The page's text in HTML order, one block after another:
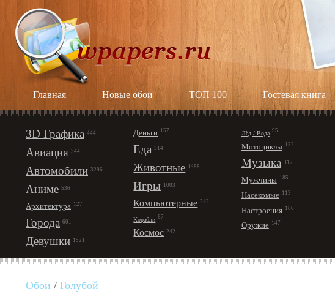
Главная Новые обои ТОП 100 Гостевая книга
3D Графика 444
Авиация 344
Автомобили 3296
Аниме 536
Архитектура 127
Города 601
Девушки 1921
Деньги 157
Еда 314
Животные 1488
Игры 1003
Компьютерные 242
Корабли 67
Космос 242
Лёд / Вода 95
Мотоциклы 132
Музыка 312
Мужчины 185
Насекомые 113
Настроения 186
Оружие 147
Обои / Голубой